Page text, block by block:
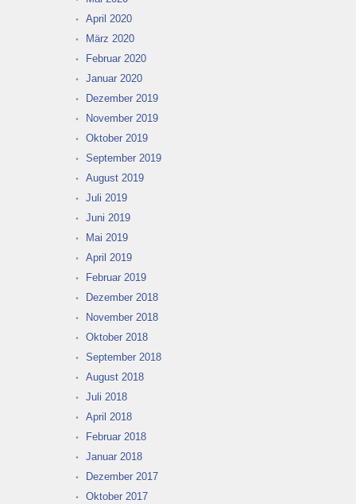
April 2020
März 2020
Februar 2020
Januar 2020
Dezember 2019
November 2019
Oktober 2019
September 2019
August 2019
Juli 2019
Juni 2019
Mai 2019
April 2019
Februar 2019
Dezember 2018
November 2018
Oktober 2018
September 2018
August 2018
Juli 2018
April 2018
Februar 2018
Januar 2018
Dezember 2017
Oktober 2017